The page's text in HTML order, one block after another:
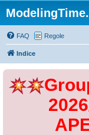
FAQ Regole
Indice